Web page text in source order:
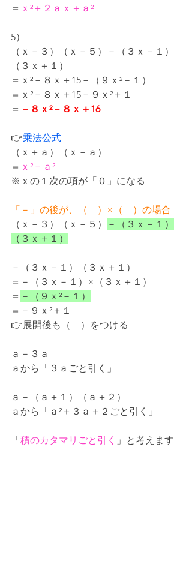
＝ ｘ²＋２ａｘ＋ａ²
5）
（ｘ－３）（ｘ－５）－（３ｘ－１）
（３ｘ＋１）
＝ｘ²－８ｘ＋15－（９ｘ²－１）
＝ｘ²－８ｘ＋15－９ｘ²＋１
＝ －８ｘ²－８ｘ＋16
👉乗法公式
（ｘ＋ａ）（ｘ－ａ）
＝ ｘ²－ａ²
※ｘの１次の項が「０」になる
「－」の後が、（　）×（　）の場合
（ｘ－３）（ｘ－５）
－（３ｘ－１）
（３ｘ＋１）
－（３ｘ－１）（３ｘ＋１）
＝－（３ｘ－１） ×
（３ｘ＋１）
＝ －（９ｘ²－１）
＝－９ｘ²＋１
👉展開後も（　）をつける
ａ－３ａ
ａから「３ａごと引く」
ａ－（ａ＋１）（ａ＋２）
ａから「ａ²＋３ａ＋２ごと引く」
「積のカタマリごと引く 」と考えます